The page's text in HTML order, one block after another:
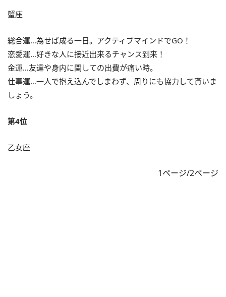
蟹座
総合運…為せば成る一日。アクティブマインドでGO！
恋愛運…好きな人に接近出来るチャンス到来！
金運…友達や身内に関しての出費が痛い時。
仕事運…一人で抱え込んでしまわず、周りにも協力して貰いま
しょう。
第4位
乙女座
1ページ/2ページ